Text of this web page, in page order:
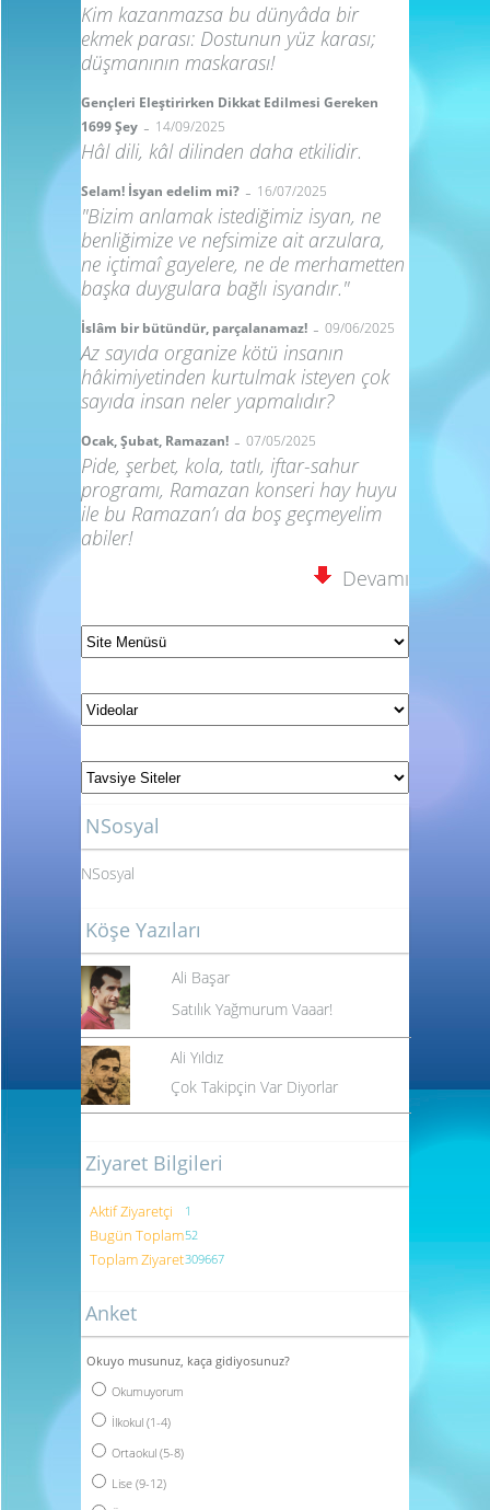
Kim kazanmazsa bu dünyâda bir
ekmek parası: Dostunun yüz karası;
düşmanının maskarası!
Gençleri Eleştirirken Dikkat Edilmesi Gereken
1699 Şey - 14/09/2025
Hâl dili, kâl dilinden daha etkilidir.
Selam! İsyan edelim mi? - 16/07/2025
"Bizim anlamak istediğimiz isyan, ne
benliğimize ve nefsimize ait arzulara,
ne içtimaî gayelere, ne de merhametten
başka duygulara bağlı isyandır."
İslâm bir bütündür, parçalanamaz! - 09/06/2025
Az sayıda organize kötü insanın
hâkimiyetinden kurtulmak isteyen çok
sayıda insan neler yapmalıdır?
Ocak, Şubat, Ramazan! - 07/05/2025
Pide, şerbet, kola, tatlı, iftar-sahur
programı, Ramazan konseri hay huyu
ile bu Ramazan’ı da boş geçmeyelim
abiler!
Devamı
NSosyal
NSosyal
Köşe Yazıları
Ali Başar
Satılık Yağmurum Vaaar!
Ali Yıldız
Çok Takipçin Var Diyorlar
Ziyaret Bilgileri
Aktif Ziyaretçi 1
Bugün Toplam52
Toplam Ziyaret309667
Anket
Okuyo musunuz, kaça gidiyosunuz?
Okumuyorum
İlkokul (1-4)
Ortaokul (5-8)
Lise (9-12)